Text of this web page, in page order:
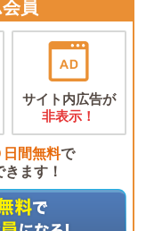
員
サイト内広告が
非表示！
間無料で
ます！